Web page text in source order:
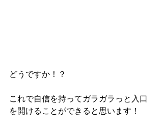
どうですか！？
これで自信を持ってガラガラっと入口
を開けることができると思います！